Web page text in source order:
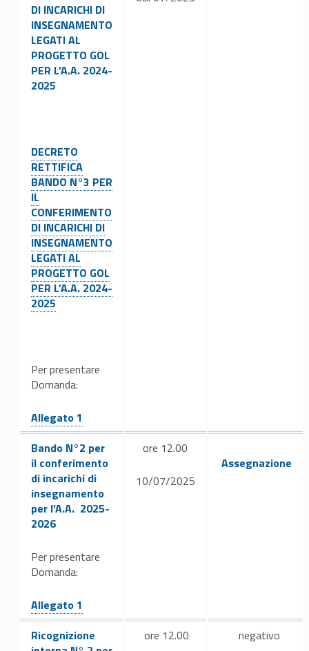
DI INCARICHI DI
INSEGNAMENTO
LEGATI AL
PROGETTO GOL
PER L’A.A. 2024-
2025
Link identifier #identifier__73229-16
DECRETO
RETTIFICA
BANDO N°3 PER
IL
CONFERIMENTO
DI INCARICHI DI
INSEGNAMENTO
LEGATI AL
PROGETTO GOL
PER L’A.A. 2024-
2025
Per presentare
Domanda:
Link identifier #identifier__193068-17
Allegato 1
Link identifier #identifier__165587-19
Bando N°2 per
il conferimento
di incarichi di
insegnamento
per l’A.A. 2025-
2026
Per presentare
Domanda:
Link identifier #identifier__42098-20
Allegato 1
ore 12.00
10/07/2025
Link identifier #identifier__107183-21
Assegnazione
Link identifier #identifier__144123-22
Ricognizione
Link identifier #identifier__151758-23Link identifier #identifier__22070-24
ore 12.00 negativo